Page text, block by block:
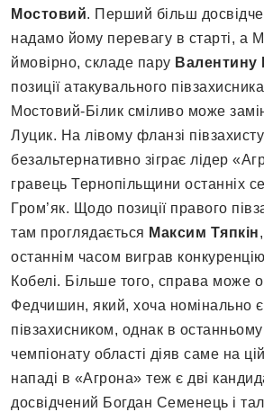
Мостовий. Перший більш
надамо йому перевагу в старті, а
ймовірно, складе пару Валентину
позиції атакувального
Мостовий-Білик сміливо може
Луцик. На лівому фланзі
безальтернативно зіграє лідер
гравець Тернопільщини останніх
Гром’як. Щодо позиції правого
там проглядається Максим Тяпкін
останнім часом виграв
Кобелі. Більше того, справа може
Федчишин, який, хоча номінально
півзахисником, однак в
чемпіонату області діяв саме на
нападі в «Агрона» теж є дві
досвідчений Богдан Семенець і